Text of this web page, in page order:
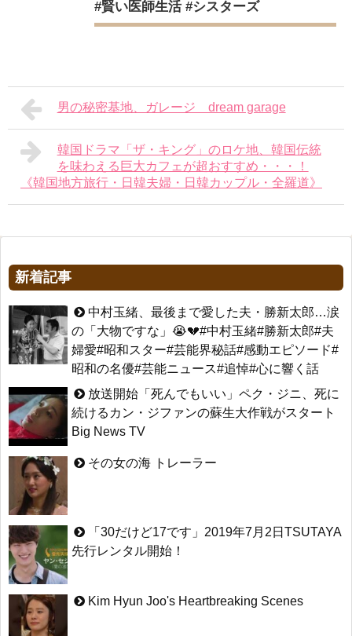
#賢い医師生活 #シスターズ
男の秘密基地、ガレージ dream garage
韓国ドラマ「ザ・キング」のロケ地、韓国伝統
を味わえる巨大カフェが超おすすめ・・・！
《韓国地方旅行・日韓夫婦・日韓カップル・全羅道》
新着記事
中村玉緒、最後まで愛した夫・勝新太郎…涙
の「大物ですな」😭💔#中村玉緒#勝新太郎#夫
婦愛#昭和スター#芸能界秘話#感動エピソード#
昭和の名優#芸能ニュース#追悼#心に響く話
放送開始「死んでもいい」ペク・ジニ、死に
続けるカン・ジファンの蘇生大作戦がスタート
Big News TV
その女の海 トレーラー
「30だけど17です」2019年7月2日TSUTAYA
先行レンタル開始！
Kim Hyun Joo's Heartbreaking Scenes